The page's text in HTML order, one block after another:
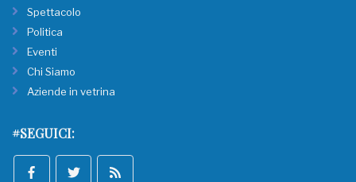
Spettacolo
Politica
Eventi
Chi Siamo
Aziende in vetrina
#SEGUICI: